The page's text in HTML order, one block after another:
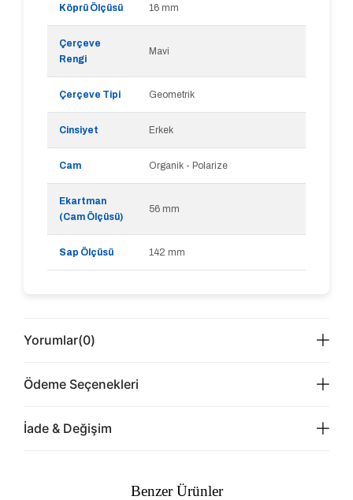
Köprü Ölçüsü 16 mm
Çerçeve
Rengi
Mavi
Çerçeve Tipi Geometrik
Cinsiyet Erkek
Cam Organik - Polarize
Ekartman
(Cam Ölçüsü)
56 mm
Sap Ölçüsü 142 mm
Yorumlar(0)
Ödeme Seçenekleri
İade & Değişim
Benzer Ürünler